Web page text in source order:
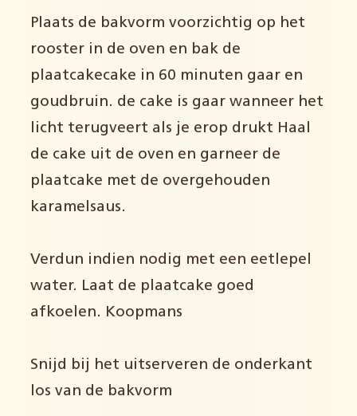
Plaats de bakvorm voorzichtig op het
rooster in de oven en bak de
plaatcakecake in 60 minuten gaar en
goudbruin. de cake is gaar wanneer het
licht terugveert als je erop drukt Haal
de cake uit de oven en garneer de
plaatcake met de overgehouden
karamelsaus.
Verdun indien nodig met een eetlepel
water. Laat de plaatcake goed
afkoelen. Koopmans
Snijd bij het uitserveren de onderkant
los van de bakvorm